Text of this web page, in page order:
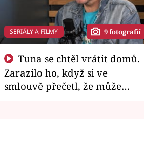
SERIÁLY A FILMY 9 fotografií
Zarazilo ho, když si ve
smlouvě přečetl, že může